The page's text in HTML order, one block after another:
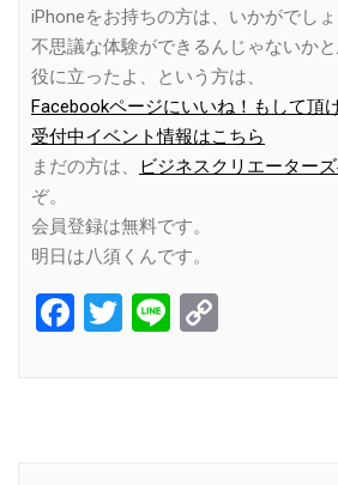
iPhoneをお持ちの方は、いかがでしょ
不思議な体験ができるんじゃないかと
役に立ったよ、という方は、
Facebookページにいいね！もして頂
受付中イベント情報はこちら
まだの方は、
ビジネスクリエーター
ぞ。
会員登録は無料です。
明日は八須くんです。
Facebook
Twitter
Line